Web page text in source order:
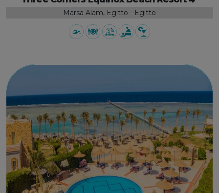
Marsa Alam, Egitto - Egitto